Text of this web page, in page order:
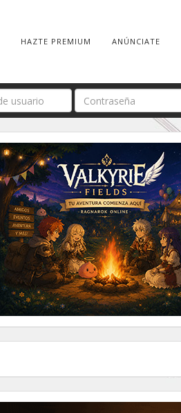
HAZTE PREMIUM ANÚNCIATE